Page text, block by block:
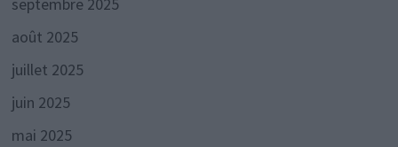
septembre 2025
août 2025
juillet 2025
juin 2025
mai 2025